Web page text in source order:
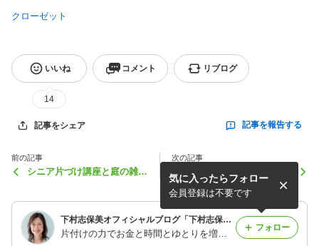
クローゼット
いいね
14
コメント リブログ
記事をシェア 記事を報告する
前の記事
シニア片づけ講座と庭の雑草
次の記事
夏用にクローゼットをアップ
デートしました
下村志保美オフィシャルブログ「下村志保美の時間とお金術」Powered by Ameba
片付けの力でお金と時間とゆとりを増やすプロ 下村志保美
気に入ったらフォロー
会員登録は不要です
フォロー